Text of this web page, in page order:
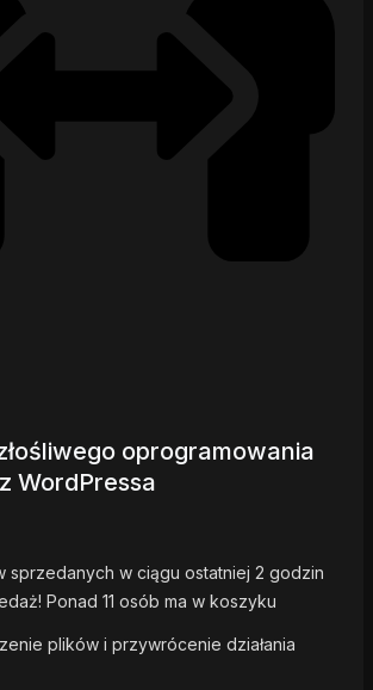
oprogramowania
WordPressa
sprzedanych w ciągu ostatniej 2 godzin
Ponad 11 osób ma w koszyku
plików i przywrócenie działania